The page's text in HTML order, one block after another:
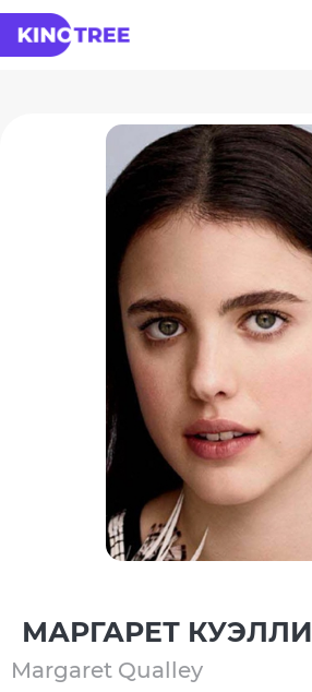
МАРГАРЕТ КУЭЛЛИ
Margaret Qualley